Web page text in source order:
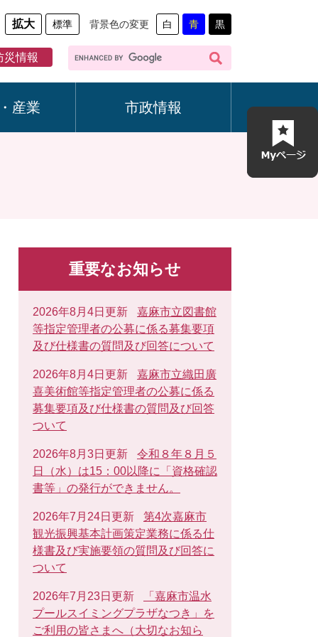
拡大 標準 背景色の変更 白 青 黒
災情報
G
o
産業 市政情報
重要なお知らせ
2026年8月4日更新
嘉麻市立図書館
等指定管理者の公募に係る募集要項
及び仕様書の質問及び回答について
2026年8月4日更新
嘉麻市立織田廣
喜美術館等指定管理者の公募に係る
募集要項及び仕様書の質問及び回答
ついて
2026年8月3日更新
令和８年８月５
日（水）は15：00以降に「資格確認
書等」の発行ができません。
2026年7月24日更新
第4次嘉麻市
観光振興基本計画策定業務に係る仕
様書及び実施要領の質問及び回答に
ついて
2026年7月23日更新
「嘉麻市温水
プールスイミングプラザなつき」を
ご利用の皆さまへ（大切なお知ら